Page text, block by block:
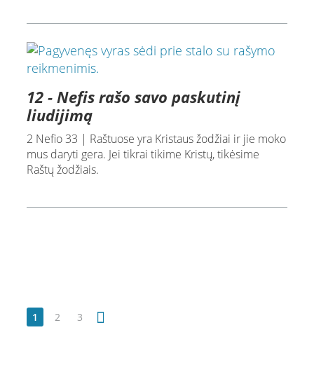
12 - Nefis rašo savo paskutinį
liudijimą
2 Nefio 33 | Raštuose yra Kristaus žodžiai ir jie moko
mus daryti gera. Jei tikrai tikime Kristų, tikėsime
Raštų žodžiais.
1 2 3